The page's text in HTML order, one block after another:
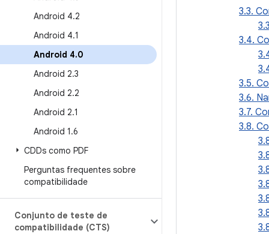
Android 4.2
Android 4.1
Android 4.0
Android 2.3
Android 2.2
Android 2.1
Android 1.6
CDDs como PDF
Perguntas frequentes sobre
compatibilidade
Conjunto de teste de
compatibilidade (CTS)
3.3.
3.4.
3.5.
3.6.
3.7.
3.8.